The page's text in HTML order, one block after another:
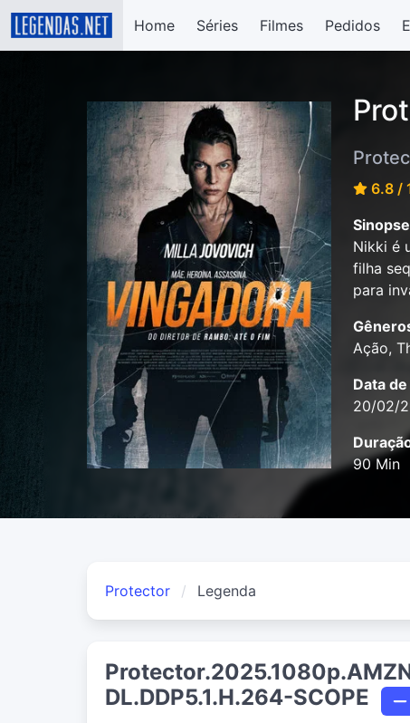
Home Séries Filmes Pedidos
6.8 /
Nikki é
filha
para
Ação,
Data
20/02/
90 Min
Protector Legenda
DL.DDP5.1.H.264-SCOPE